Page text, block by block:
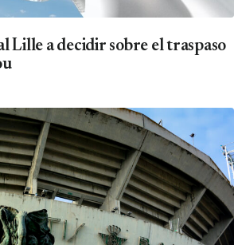
Lille a decidir sobre el traspaso